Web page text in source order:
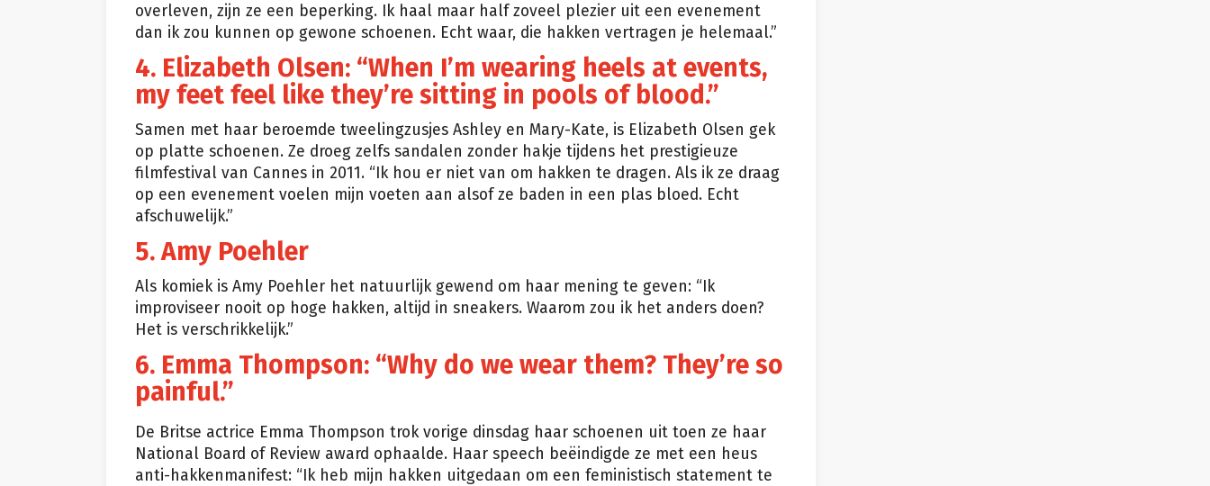
overleven, zijn ze een beperking. Ik haal maar half zoveel plezier uit een evenement
dan ik zou kunnen op gewone schoenen. Echt waar, die hakken vertragen je helemaal.”
4. Elizabeth Olsen: “When I’m wearing heels at events,
my feet feel like they’re sitting in pools of blood.”
Samen met haar beroemde tweelingzusjes Ashley en Mary-Kate, is Elizabeth Olsen gek
op platte schoenen. Ze droeg zelfs sandalen zonder hakje tijdens het prestigieuze
filmfestival van Cannes in 2011. “Ik hou er niet van om hakken te dragen. Als ik ze draag
op een evenement voelen mijn voeten aan alsof ze baden in een plas bloed. Echt
afschuwelijk.”
5. Amy Poehler
Als komiek is Amy Poehler het natuurlijk gewend om haar mening te geven: “Ik
improviseer nooit op hoge hakken, altijd in sneakers. Waarom zou ik het anders doen?
Het is verschrikkelijk.”
6. Emma Thompson: “Why do we wear them? They’re so
painful.”
De Britse actrice Emma Thompson trok vorige dinsdag haar schoenen uit toen ze haar
National Board of Review award ophaalde. Haar speech beëindigde ze met een heus
anti-hakkenmanifest: “Ik heb mijn hakken uitgedaan om een feministisch statement te